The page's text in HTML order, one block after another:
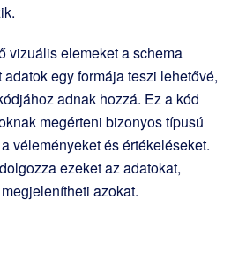
vizuális elemeket a schema
adatok egy formája teszi lehetővé,
adnak hozzá. Ez a kód
megérteni bizonyos típusú
véleményeket és értékeléseket.
ezeket az adatokat,
azokat.